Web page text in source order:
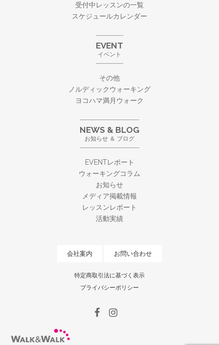
受付中レッスンの一覧
スケジュールカレンダー
EVENT
イベント
その他
ノルディックウォーキング
ヨコハマ満月ウォーク
NEWS & BLOG
お知らせ ＆ ブログ
EVENTレポート
ウォーキングコラム
お知らせ
メディア掲載情報
レッスンレポート
活動実績
会社案内 お問い合わせ
特定商取引法に基づく表示
プライバシーポリシー